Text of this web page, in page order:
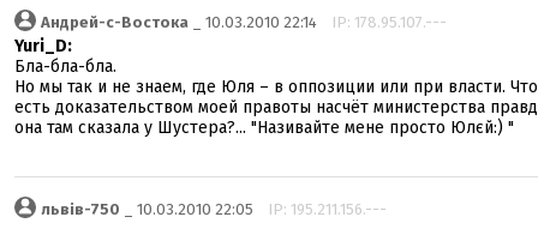
Андрей-с-Востока _ 10.03.2010 22:14 IP: 178.95.107.---
Yuri_D:
Бла-бла-бла.
Но мы так и не знаем, где Юля – в оппозиции или при власти.
есть доказательством моей правоты насчёт министерства
она там сказала у Шустера?... "Називайте мене просто Юлєй:) "
львів-750 _ 10.03.2010 22:05 IP: 195.211.156.---